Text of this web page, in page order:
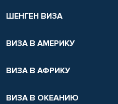
ШЕНГЕН ВИЗА
ВИЗА В АМЕРИКУ
ВИЗА В АФРИКУ
ВИЗА В ОКЕАНИЮ